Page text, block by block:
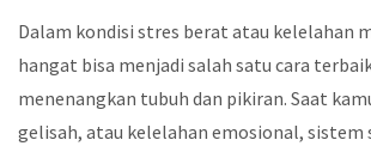
Dalam kondisi stres berat atau kelelahan
hangat bisa menjadi salah satu cara
menenangkan tubuh dan pikiran. Saat
gelisah, atau kelelahan emosional, sistem